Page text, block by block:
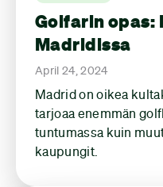
Golfarin opas:
Madridissa
April 24, 2024
Madrid on oikea
tarjoaa enemmän
tuntumassa kuin
kaupungit.